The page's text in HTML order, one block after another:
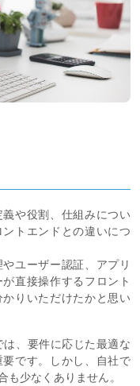
や役割、仕組みについ
トエンドとの違いにつ
ユーザー認証、アプリ
直接操作するフロント
りいただけたかと思い
、要件に応じた最適な
です。しかし、自社で
少なくありません。